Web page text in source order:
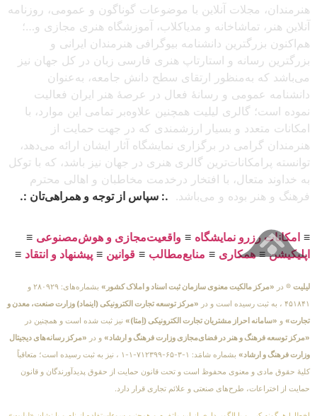
هنرمندان، مجلات آنلاین با موضوعات گوناگون و عمومی، روزنامه
آنلاین هنر، تماشاخانه و مدیاکلاب، آموزشگاه هنری مجازی و…؛
هم‌اکنون بزرگترین دانشنامه بیوگرافی هنرمندان ایرانی و
بزرگترین رسانه و استارتاپ هنری فارسی زبان در کل جهان نیز
می‌باشد که به‌منظور ارتقای سطح دانش جامعه، به‌عنوان
دانشنامه عمومی و رسانهٔ فعال در عرصهٔ هنر ایران فعالیت
نموده است؛ گالری لیلیت همچنین علاوه‌بر تمامی این موارد، با
امکانات متعدد و بسیار ارزشمندی که در جهت حمایت از
هنرمندان گرامی در برگزاری نمایشگاه آثار ایشان ارائه می‌دهد،
توانسته پرامکانات‌ترین گالری هنری در جهان نیز باشد، که با توکل
به خداوند متعال، با افتخار درخدمت مخاطبان و اهالی محترم
فرهنگ و هنر بوده و می‌باشد. .: سپاس از توجه و همراهی‌تان :.
≡ امکانات رزرو نمایشگاه ≡ واقعیت‌مجازی و هوش‌مصنوعی ≡
اپلیکیشن≡همکاری ≡ منابع‌مطالب ≡ قوانین ≡ پیشنهاد و انتقاد ≡
لیلیت ® در «مرکز مالکیت معنوی سازمان ثبت اسناد و املاک کشور»
بشماره‌های: ۲۸۰۹۲۹ و
۴۵۱۸۴۱ ، به ثبت رسیده است و در
«مرکز توسعه تجارت الکترونیکی (اینماد) وزارت صنعت، معدن و
تجارت» و «سامانه احراز مشتریان تجارت الکترونیکی (اِمتا)» نیز ثبت شده است و همچنین در
«مرکز توسعه فرهنگ و هنر در فضای‌مجازی وزارت فرهنگ و ارشاد» و در «مرکز رسانه‌های دیجیتال
وزارت فرهنگ و ارشاد»
بشماره شامَد: ۱-۳-۶۵-۷۱۲۳۹۹-۱-۱ ، نیز به ثبت رسیده است؛ متعاقباً
کلیهٔ حقوق مادی و معنوی محفوظ است و تحت قانون حمایت از حقوق پدیدآورندگان و قانون
حمایت از اختراعات، طرح‌های صنعتی و علائم تجاری قرار دارد.